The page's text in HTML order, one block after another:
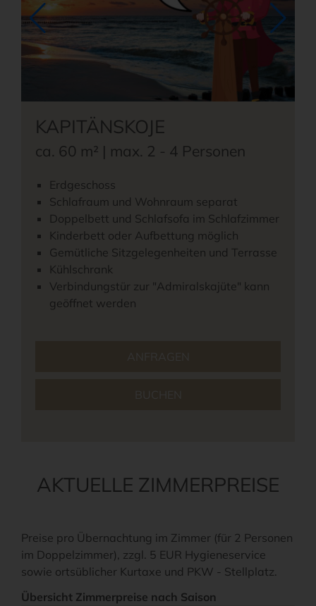
KAPITÄNSKOJE
ca. 60 m² | max. 2 - 4 Personen
Erdgeschoss
Schlafraum und Wohnraum separat
Doppelbett und Schlafsofa im Schlafzimmer
Kinderbett oder Aufbettung möglich
Gemütliche Sitzgelegenheiten und Terrasse
Kühlschrank
Verbindungstür zur "Admiralskajüte" kann
geöffnet werden
AKTUELLE ZIMMERPREISE
Preise pro Übernachtung im Zimmer (für 2 Personen
im Doppelzimmer), zzgl. 5 EUR Hygieneservice
sowie ortsüblicher Kurtaxe und PKW - Stellplatz.
Übersicht Zimmerpreise nach Saison